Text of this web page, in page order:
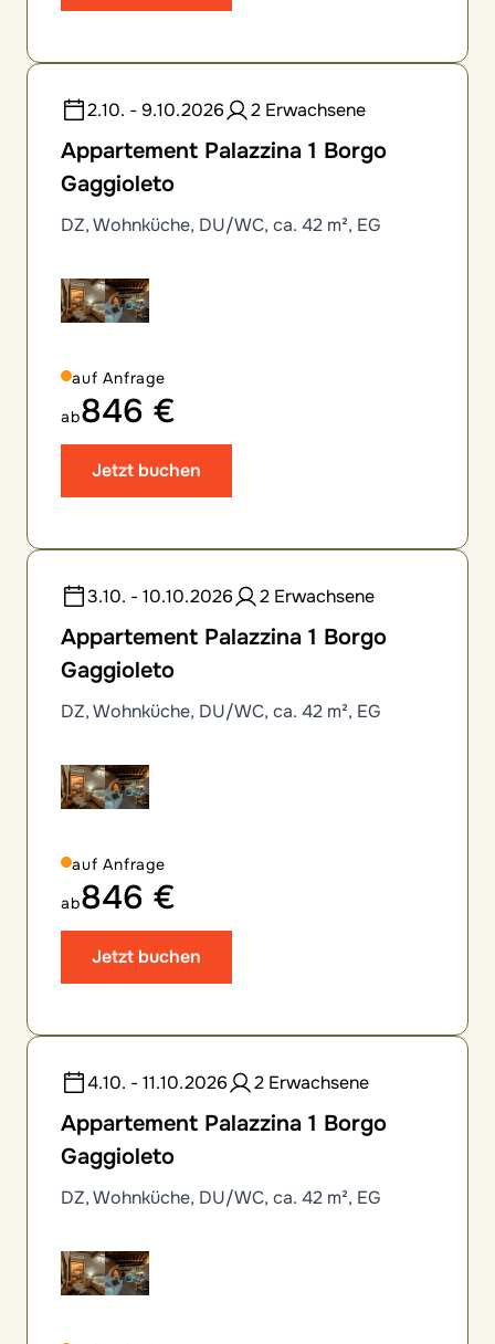
2.10. - 9.10.2026 2 Erwachsene
Appartement Palazzina 1 Borgo
Gaggioleto
DZ, Wohnküche, DU/WC, ca. 42 m², EG
auf Anfrage
ab846 €
Jetzt buchen
3.10. - 10.10.2026 2 Erwachsene
Appartement Palazzina 1 Borgo
Gaggioleto
DZ, Wohnküche, DU/WC, ca. 42 m², EG
auf Anfrage
ab846 €
Jetzt buchen
4.10. - 11.10.2026 2 Erwachsene
Appartement Palazzina 1 Borgo
Gaggioleto
DZ, Wohnküche, DU/WC, ca. 42 m², EG